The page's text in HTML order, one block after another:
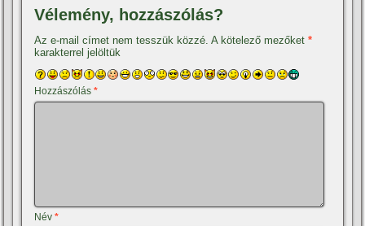
Vélemény, hozzászólás?
Az e-mail címet nem tesszük közzé. A kötelező mezőket*
karakterrel jelöltük
Hozzászólás*
Név*